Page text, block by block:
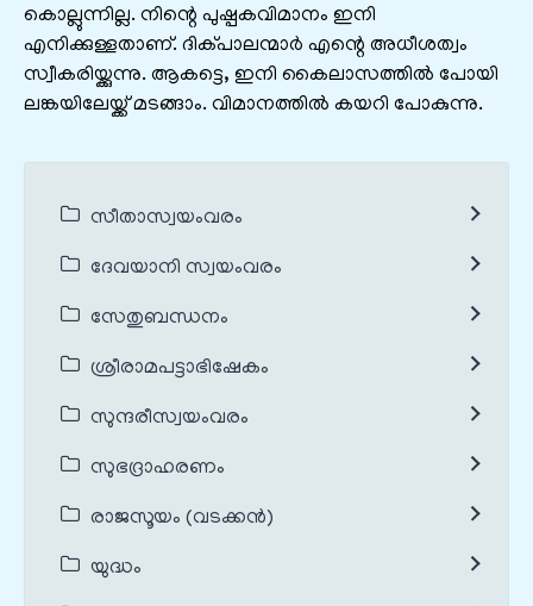
കൊല്ലുന്നില്ല. നിന്റെ പുഷ്പകവിമാനം ഇനി
എനിക്കുള്ളതാണ്. ദിക്പാലന്മാർ എന്റെ അധീശത്വം
സ്വീകരിയ്ക്കുന്നു. ആകട്ടെ, ഇനി കൈലാസത്തിൽ പോയി
ലങ്കയിലേയ്ക്ക് മടങ്ങാം. വിമാനത്തിൽ കയറി പോകുന്നു.
സീതാസ്വയംവരം
ദേവയാനി സ്വയംവരം
സേതുബന്ധനം
ശ്രീരാമപട്ടാഭിഷേകം
സുന്ദരീസ്വയംവരം
സുഭദ്രാഹരണം
രാജസൂയം (വടക്കൻ)
യുദ്ധം